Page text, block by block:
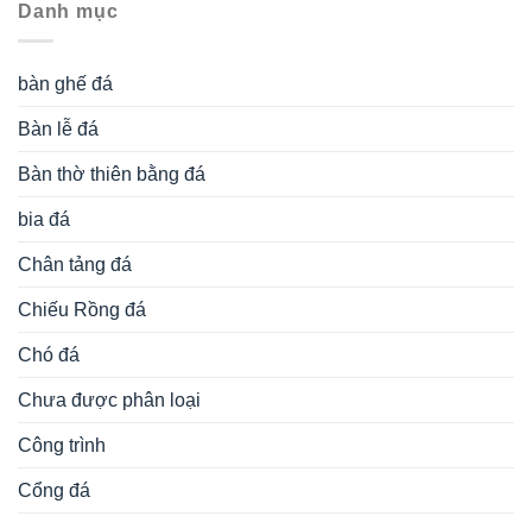
Danh mục
bàn ghế đá
Bàn lễ đá
Bàn thờ thiên bằng đá
bia đá
Chân tảng đá
Chiếu Rồng đá
Chó đá
Chưa được phân loại
Công trình
Cổng đá